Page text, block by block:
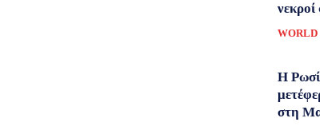
νεκροί
WORLD
Η
στη